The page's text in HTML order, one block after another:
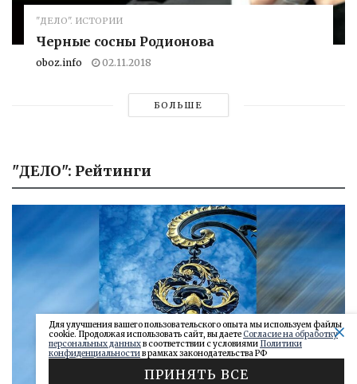
"ДЕЛО". ИСТОРИИ
Черные сосны Родионова
oboz.info 02.11.2018
БОЛЬШЕ
"ДЕЛО": Рейтинги
Для улучшения вашего пользовательского опыта мы используем файлы
cookie. Продолжая использовать сайт, вы даетеСогласие на обработку
персональных данныхв соответствии с условиями Политики
конфиденциальностив рамках законодательства РФ
ПРИНЯТЬ ВСЕ